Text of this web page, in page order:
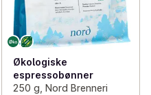
Økologiske
espressobønner
250 g, Nord Brenneri